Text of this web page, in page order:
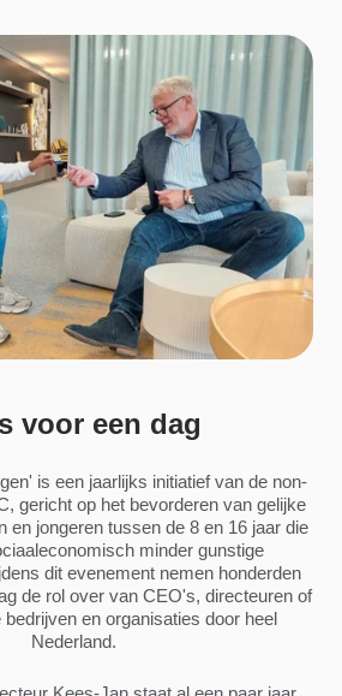
voor een dag
is een jaarlijks initiatief van de non-
gericht op het bevorderen van gelijke
en jongeren tussen de 8 en 16 jaar die
minder gunstige
dit evenement nemen honderden
de rol over van CEO's, directeuren of
bedrijven en organisaties door heel
Nederland.